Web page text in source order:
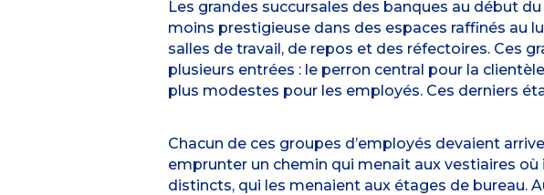
Les grandes succursales des banques au début
moins prestigieuse dans des espaces raffinés au
salles de travail, de repos et des réfectoires. Ces
plusieurs entrées : le perron central pour la
plus modestes pour les employés. Ces derniers
Chacun de ces groupes d’employés devaient
emprunter un chemin qui menait aux vestiaires
distincts, qui les menaient aux étages de bureau.